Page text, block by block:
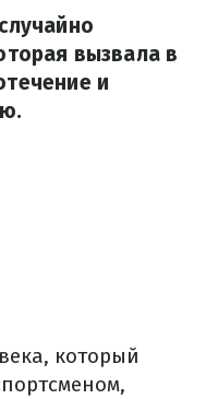
вызвала в
и
который